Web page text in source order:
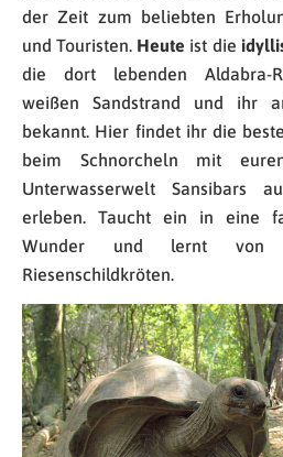
der Zeit zum beliebten
und Touristen. Heute ist die
die dort lebenden Aldabra-
weißen Sandstrand und ihr
bekannt. Hier findet ihr die
beim Schnorcheln mit
Unterwasserwelt Sansibars
erleben. Taucht ein in eine
Wunder und lernt von
Riesenschildkröten.